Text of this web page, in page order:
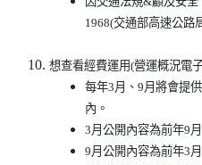
1968(交通部高速公路
想查看經費運用(營運概況電
每年3月、9月將會提
內。
3月公開內容為前年9
9月公開內容為前年3